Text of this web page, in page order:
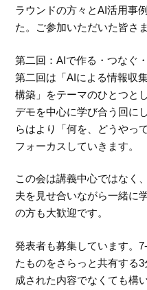
ラウンドの方々とAI活用事
た。ご参加いただいた皆さ
第二回：AIで作る・つなぐ
第二回は「AIによる情報収
構築」をテーマのひとつと
デモを中心に学び合う回に
らはより「何を、どうやっ
フォーカスしていきます。
この会は講義中心ではなく
夫を見せ合いながら一緒に
の方も大歓迎です。
発表者も募集しています。
たものをさらっと共有する
成された内容でなくても構